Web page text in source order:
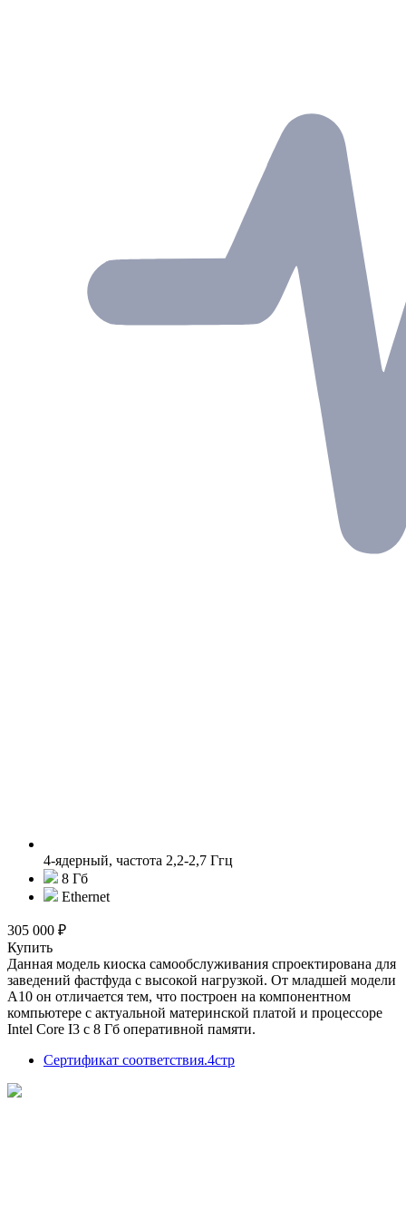
4-ядерный, частота 2,2-2,7 Ггц
8 Гб
Ethernet
305 000 ₽
Купить
Данная модель киоска самообслуживания спроектирована для
заведений фастфуда с высокой нагрузкой. От младшей модели
А10 он отличается тем, что построен на компонентном
компьютере с актуальной материнской платой и процессоре
Intel Core I3 с 8 Гб оперативной памяти.
Сертификат соответствия.4стр